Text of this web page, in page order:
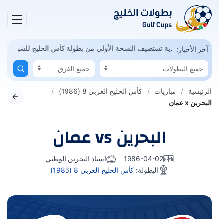
آخر الأخبار:
ممكن السعودية تستضيف النسخة الأولى من بطولة كأس الخليج للشباب
الرئيسية مباريات
كأس الخليج العربي 8 (1986)
البحرين x عمان
البحرين vs عمان
1986-04-02
استاد البحرين الوطني
البطولة: كأس الخليج العربي 8 (1986)